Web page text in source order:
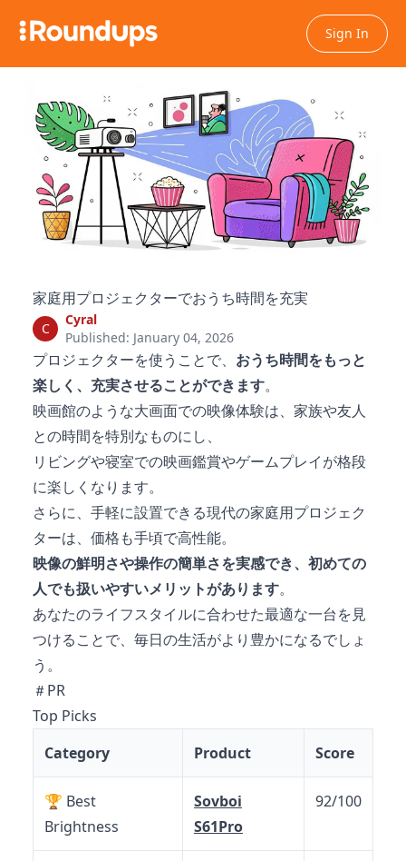
Sign In
家庭用プロジェクターでおうち時間を充実
C
Cyral
Published: January 04, 2026
プロジェクターを使うことで、 おうち時間をもっと
楽しく、充実させることができます。
映画館のような大画面での映像体験は、家族や友人
との時間を特別なものにし、
リビングや寝室での映画鑑賞やゲームプレイが格段
に楽しくなります。
さらに、手軽に設置できる現代の家庭用プロジェク
ターは、価格も手頃で高性能。
映像の鮮明さや操作の簡単さを実感でき、初めての
人でも扱いやすいメリットがあります。
あなたのライフスタイルに合わせた最適な一台を見
つけることで、毎日の生活がより豊かになるでしょ
う。
＃PR
Top Picks
Category
Product Score
🏆 Best
Brightness
Sovboi
S61Pro
92/100